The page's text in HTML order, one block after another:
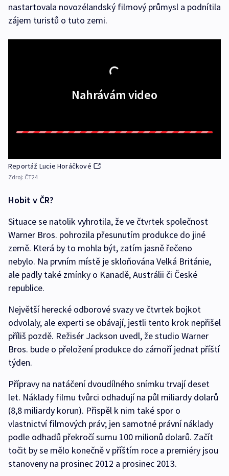
nastartovala novozélandský filmový průmysl a podnítila
zájem turistů o tuto zemi.
Nahrávám video
Reportáž Lucie Horáčkové
Zdroj: ČT24
Hobit v ČR?
Situace se natolik vyhrotila, že ve čtvrtek společnost
Warner Bros. pohrozila přesunutím produkce do jiné
země. Která by to mohla být, zatím jasně řečeno
nebylo. Na prvním místě je skloňována Velká Británie,
ale padly také zmínky o Kanadě, Austrálii či České
republice.
Největší herecké odborové svazy ve čtvrtek bojkot
odvolaly, ale experti se obávají, jestli tento krok nepřišel
příliš pozdě. Režisér Jackson uvedl, že studio Warner
Bros. bude o přeložení produkce do zámoří jednat příští
týden.
Přípravy na natáčení dvoudílného snímku trvají deset
let. Náklady filmu tvůrci odhadují na půl miliardy dolarů
(8,8 miliardy korun). Přispěl k nim také spor o
vlastnictví filmových práv; jen samotné právní náklady
podle odhadů překročí sumu 100 milionů dolarů. Začít
točit by se mělo konečně v příštím roce a premiéry jsou
stanoveny na prosinec 2012 a prosinec 2013.